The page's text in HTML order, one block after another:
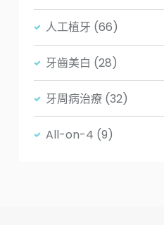
人工植牙 (66)
牙齒美白 (28)
牙周病治療 (32)
All-on-4 (9)